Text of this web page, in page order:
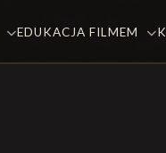
EDUKACJA FILMEM